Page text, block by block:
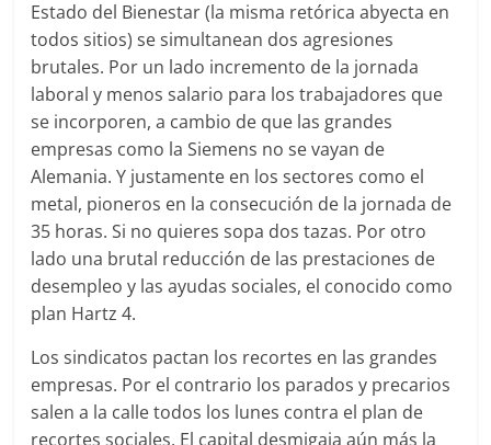
Estado del Bienestar (la misma retórica abyecta en
todos sitios) se simultanean dos agresiones
brutales. Por un lado incremento de la jornada
laboral y menos salario para los trabajadores que
se incorporen, a cambio de que las grandes
empresas como la Siemens no se vayan de
Alemania. Y justamente en los sectores como el
metal, pioneros en la consecución de la jornada de
35 horas. Si no quieres sopa dos tazas. Por otro
lado una brutal reducción de las prestaciones de
desempleo y las ayudas sociales, el conocido como
plan Hartz 4.
Los sindicatos pactan los recortes en las grandes
empresas. Por el contrario los parados y precarios
salen a la calle todos los lunes contra el plan de
recortes sociales. El capital desmigaja aún más la